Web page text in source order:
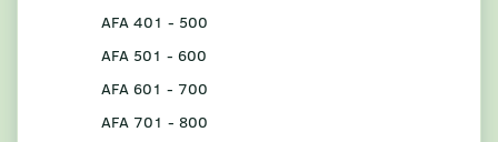
AFA 401 - 500
AFA 501 - 600
AFA 601 - 700
AFA 701 - 800